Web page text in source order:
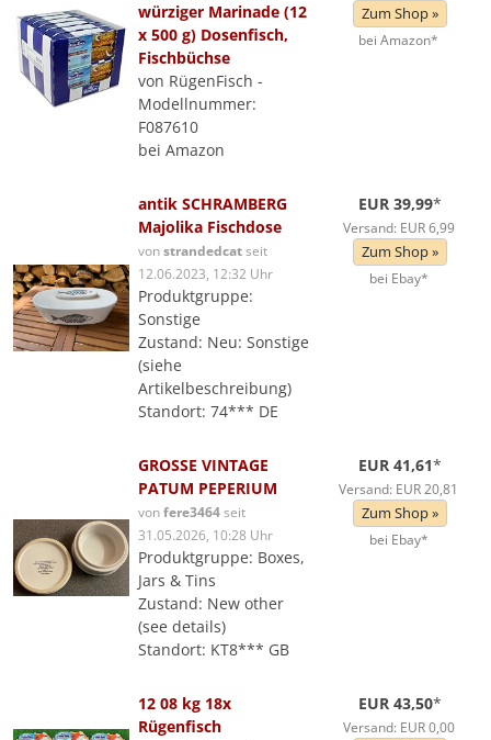
würziger Marinade (12
x 500 g) Dosenfisch,
Fischbüchse
von RügenFisch -
Modellnummer:
F087610
bei Amazon
Zum Shop »
bei Amazon*
antik SCHRAMBERG
Majolika Fischdose
vonstrandedcatseit
12.06.2023, 12:32 Uhr
Produktgruppe:
Sonstige
Zustand: Neu: Sonstige
(siehe
Artikelbeschreibung)
Standort: 74*** DE
EUR 39,99*
Versand: EUR 6,99
Zum Shop »
bei Ebay*
GROSSE VINTAGE
PATUM PEPERIUM
vonfere3464seit
31.05.2026, 10:28 Uhr
Produktgruppe: Boxes,
Jars & Tins
Zustand: New other
(see details)
Standort: KT8*** GB
EUR 41,61*
Versand: EUR 20,81
Zum Shop »
bei Ebay*
12 08 kg 18x
Rügenfisch
EUR 43,50*
Versand: EUR 0,00